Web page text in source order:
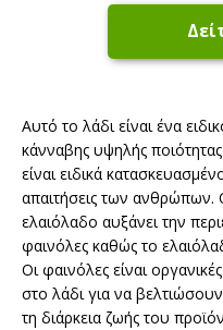
Αυτό το λάδι είναι ένα
κάνναβης υψηλής
είναι ειδικά
απαιτήσεις των
ελαιόλαδο αυξάνει την
φαινόλες καθώς το
Οι φαινόλες είναι
στο λάδι για να
τη διάρκεια ζωής του